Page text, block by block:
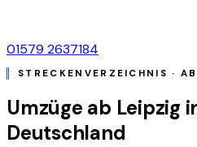
01579 2637184
STRECKENVERZEICHNIS ·
Umzüge ab Leipzig
Deutschland